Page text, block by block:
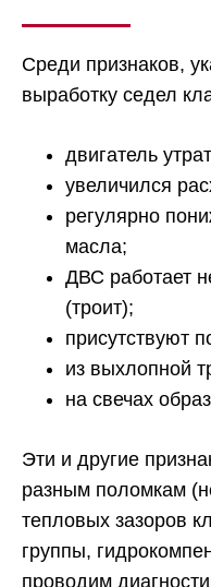
Среди признаков,
выработку седел
двигатель
увеличился
регулярно
масла;
ДВС работает
(троит);
присутствуют
из выхлопной
на свечах
Эти и другие
разным поломкам
тепловых зазоров
группы,
проводим